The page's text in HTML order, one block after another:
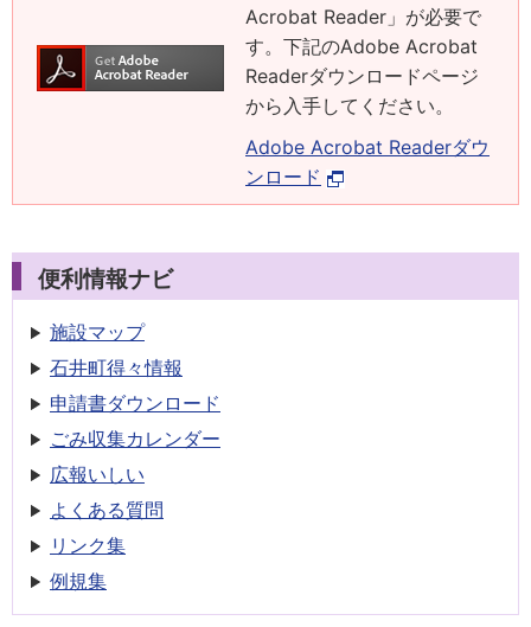
Acrobat Reader」が必要で
す。下記のAdobe Acrobat
Readerダウンロードページ
から入手してください。
Adobe Acrobat Readerダウ
ンロード
便利情報ナビ
施設マップ
石井町得々情報
申請書ダウンロード
ごみ収集カレンダー
広報いしい
よくある質問
リンク集
例規集